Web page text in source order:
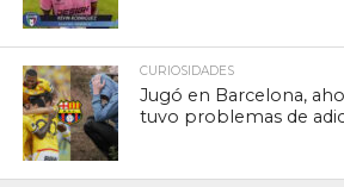
CURIOSIDADES
Jugó en Barcelona,
tuvo problemas de